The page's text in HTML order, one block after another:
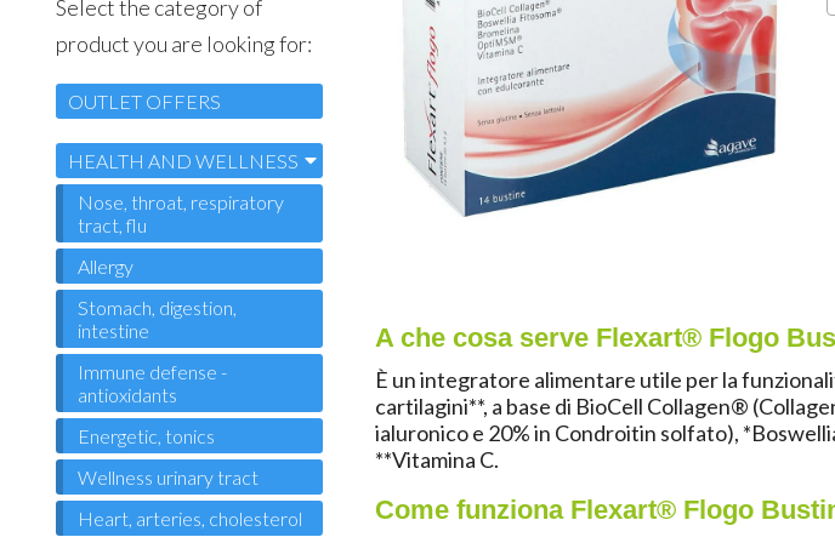
A che cosa serve Flexart® Flogo
È un integratore alimentare utile per la
cartilagini**, a base di BioCell Collagen®
ialuronico e 20% in Condroitin solfato),
**Vitamina C.
Come funziona Flexart® Flogo
Select the category of
product you are looking for:
OUTLET OFFERS
HEALTH AND WELLNESS
Nose, throat, respiratory
tract, flu
Allergy
Stomach, digestion,
intestine
Immune defense -
antioxidants
Energetic, tonics
Wellness urinary tract
Heart, arteries, cholesterol